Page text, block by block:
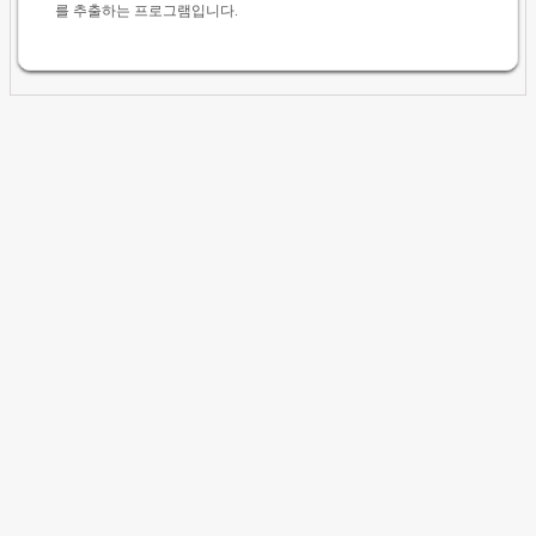
를 추출하는 프로그램입니다.